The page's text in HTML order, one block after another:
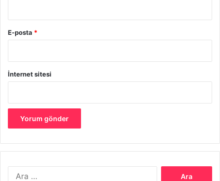
Klozet ve ya lazımlığın çocuğun ilgisini çekiyor
ve mimikleriyle anlatabiliyor olması
maddelerini sıralayabiliriz.
E-posta *
İnternet sitesi